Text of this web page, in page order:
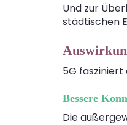
Und zur
städtischen
5G
Bessere
Die